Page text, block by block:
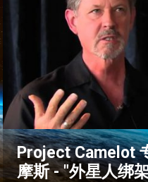
Project Camelot
摩斯 - "外星人绑